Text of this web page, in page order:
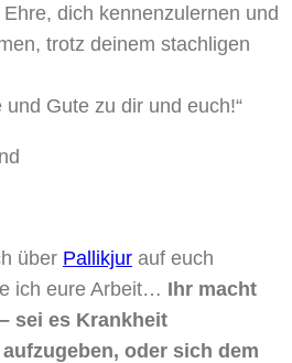
dich kennenzulernen und
trotz deinem stachligen
Gute zu dir und euch!“
über Pallikjur auf euch
ich eure Arbeit… Ihr macht
sei es Krankheit
oder sich dem